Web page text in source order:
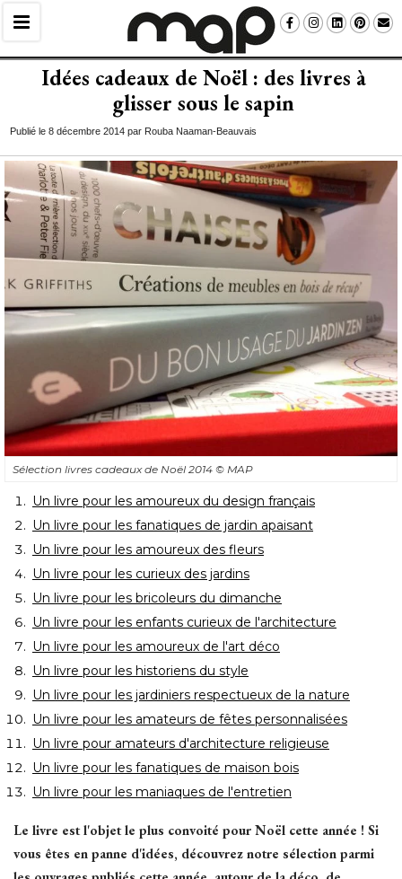
Idées cadeaux de Noël : des livres à
glisser sous le sapin
Publié le 8 décembre 2014 par Rouba Naaman-Beauvais
Sélection livres cadeaux de Noël 2014 © MAP
Un livre pour les amoureux du design français
Un livre pour les fanatiques de jardin apaisant
Un livre pour les amoureux des fleurs
Un livre pour les curieux des jardins
Un livre pour les bricoleurs du dimanche
Un livre pour les enfants curieux de l'architecture
Un livre pour les amoureux de l'art déco
Un livre pour les historiens du style
Un livre pour les jardiniers respectueux de la nature
Un livre pour les amateurs de fêtes personnalisées
Un livre pour amateurs d'architecture religieuse
Un livre pour les fanatiques de maison bois
Un livre pour les maniaques de l'entretien
Le livre est l'objet le plus convoité pour Noël cette année ! Si
vous êtes en panne d'idées, découvrez notre sélection parmi